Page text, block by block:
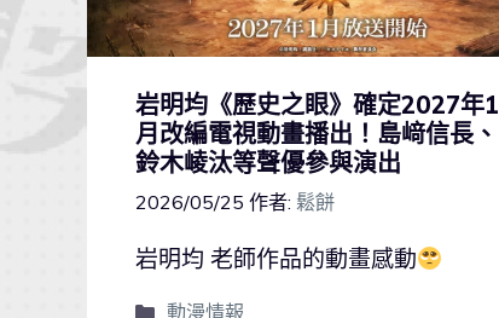
岩明均《歷史之眼》確定2027年1
月改編電視動畫播出！島﨑信長、
鈴木崚汰等聲優參與演出
2026/05/25 作者: 鬆餅
岩明均 老師作品的動畫感動
動漫情報